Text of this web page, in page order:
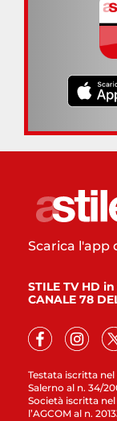
Testata iscritta
Salerno al n. 34/
Società iscritta
l’AGCOM al n.
Scarica l'app
STILE TV HD
CANALE 78